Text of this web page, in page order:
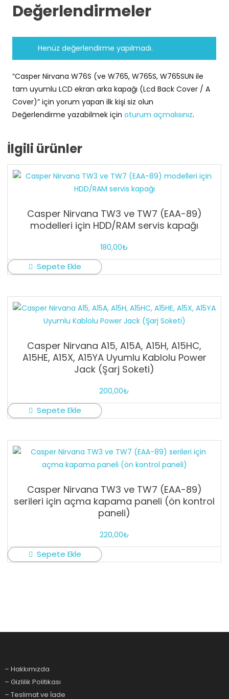
Back
adet
Değerlendirmeler
Henüz değerlendirme yapılmadı.
“Casper Nirvana W76S (ve W765, W765S, W765SUN ile
tam uyumlu LCD ekran arka kapağı (Lcd Back Cover / A
Cover)” için yorum yapan ilk kişi siz olun
Değerlendirme yazabilmek içinoturum açmalısınız.
İlgili ürünler
Casper Nirvana TW3 ve TW7 (EAA-89)
modelleri için HDD/RAM servis kapağı
180,00₺
Sepete Ekle
Casper Nirvana A15, A15A, A15H, A15HC,
A15HE, A15X, A15YA Uyumlu Kablolu Power
Jack (Şarj Soketi)
200,00₺
Sepete Ekle
Casper Nirvana TW3 ve TW7 (EAA-89)
serileri için açma kapama paneli (ön kontrol
paneli)
220,00₺
Sepete Ekle
– Hakkımızda
– Gizlilik Politikası
– Teslimat ve İade